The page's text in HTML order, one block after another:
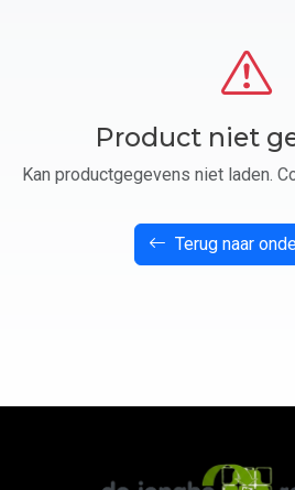
Product niet
Kan productgegevens niet laden.
Terug naar